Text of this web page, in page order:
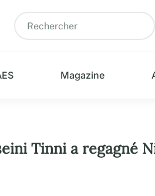
Magazine
Tinni a regagné